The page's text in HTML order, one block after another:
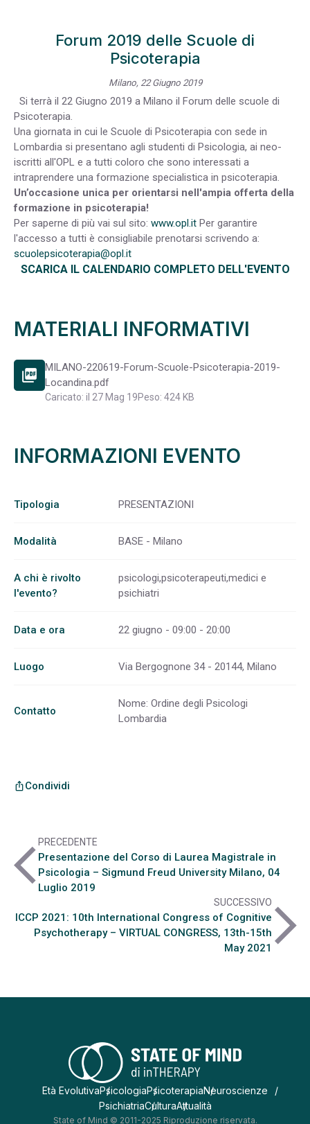
Forum 2019 delle Scuole di
Psicoterapia
Milano, 22 Giugno 2019
Si terrà il 22 Giugno 2019 a Milano il Forum delle scuole di
Psicoterapia.
Una giornata in cui le Scuole di Psicoterapia con sede in
Lombardia si presentano agli studenti di Psicologia, ai neo-
iscritti all'OPL e a tutti coloro che sono interessati a
intraprendere una formazione specialistica in psicoterapia.
Un’occasione unica per orientarsi nell'ampia offerta della
formazione in psicoterapia!
Per saperne di più vai sul sito: www.opl.it Per garantire
l'accesso a tutti è consigliabile prenotarsi scrivendo a:
scuolepsicoterapia@opl.it
SCARICA IL CALENDARIO COMPLETO DELL'EVENTO
MATERIALI INFORMATIVI
picture_as_pdf
MILANO-220619-Forum-Scuole-Psicoterapia-2019-
Locandina.pdf
Caricato: il 27 Mag 19Peso: 424 KB
INFORMAZIONI EVENTO
Tipologia PRESENTAZIONI
Modalità BASE - Milano
A chi è rivolto
l'evento?
psicologi,psicoterapeuti,medici e
psichiatri
Data e ora 22 giugno - 09:00 - 20:00
Luogo Via Bergognone 34 - 20144, Milano
Contatto
Nome: Ordine degli Psicologi
Lombardia
ios_shareCondividi
arrow_back_ios
PRECEDENTE
Presentazione del Corso di Laurea Magistrale in
Psicologia – Sigmund Freud University Milano, 04
Luglio 2019
SUCCESSIVO
ICCP 2021: 10th International Congress of Cognitive
Psychotherapy – VIRTUAL CONGRESS, 13th-15th
May 2021arrow_forward_ios
Età EvolutivaPsicologiaPsicoterapiaNeuroscienze
PsichiatriaCulturaAttualità
State of Mind © 2011-2025 Riproduzione riservata.